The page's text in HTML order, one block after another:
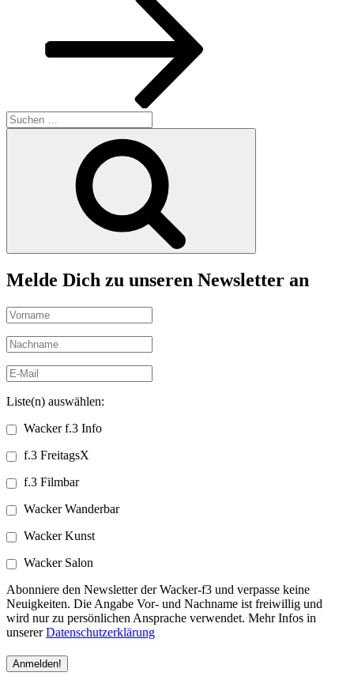
Suchen
nach:
Melde Dich zu unseren Newsletter an
Liste(n) auswählen:
Wacker f.3 Info
f.3 FreitagsX
f.3 Filmbar
Wacker Wanderbar
Wacker Kunst
Wacker Salon
Abonniere den Newsletter der Wacker-f3 und verpasse keine
Neuigkeiten. Die Angabe Vor- und Nachname ist freiwillig und
wird nur zu persönlichen Ansprache verwendet. Mehr Infos in
unsererDatenschutzerklärung